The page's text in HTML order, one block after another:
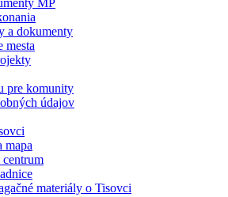
MP
a dokumenty
mesta
pre komunity
údajov
mapa
materiály o Tisovci